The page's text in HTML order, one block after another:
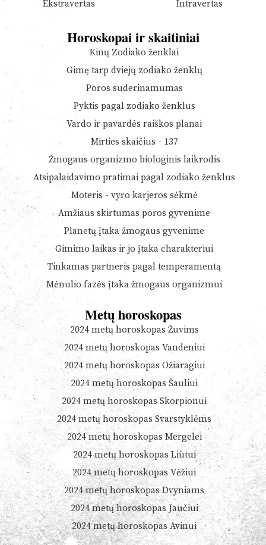
Ekstravertas Intravertas
Horoskopai ir skaitiniai
Kinų Zodiako ženklai
Gimę tarp dviejų zodiako ženklų
Poros suderinamumas
Pyktis pagal zodiako ženklus
Vardo ir pavardės raiškos planai
Mirties skaičius - 137
Žmogaus organizmo biologinis laikrodis
Atsipalaidavimo pratimai pagal zodiako ženklus
Moteris - vyro karjeros sėkmė
Amžiaus skirtumas poros gyvenime
Planetų įtaka žmogaus gyvenime
Gimimo laikas ir jo įtaka charakteriui
Tinkamas partneris pagal temperamentą
Mėnulio fazės įtaka žmogaus organizmui
Metų horoskopas
2024 metų horoskopas Žuvims
2024 metų horoskopas Vandeniui
2024 metų horoskopas Ožiaragiui
2024 metų horoskopas Šauliui
2024 metų horoskopas Skorpionui
2024 metų horoskopas Svarstyklėms
2024 metų horoskopas Mergelei
2024 metų horoskopas Liūtui
2024 metų horoskopas Vėžiui
2024 metų horoskopas Dvyniams
2024 metų horoskopas Jaučiui
2024 metų horoskopas Avinui